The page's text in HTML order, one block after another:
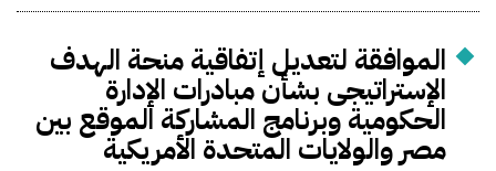
الموافقة لتعديل إتفاقية منحة الهدف
الإستراتيجى بشأن مبادرات الإدارة
الحكومية وبرنامج المشاركة الموقع بين
مصر والولايات المتحدة الأمريكية